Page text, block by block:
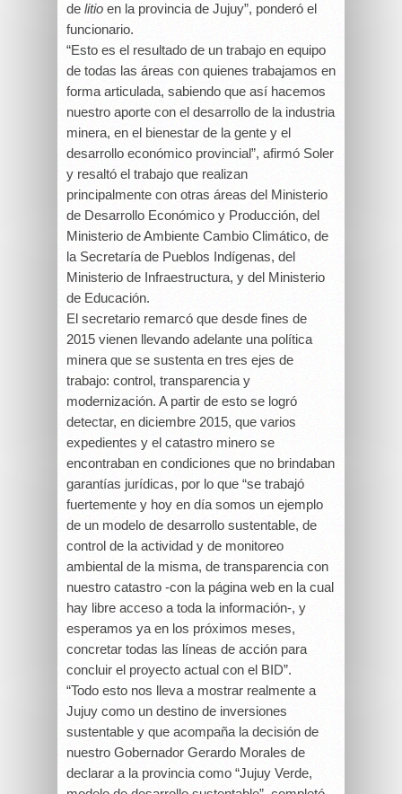
de litio en la provincia de Jujuy”, ponderó el
funcionario.
“Esto es el resultado de un trabajo en equipo
de todas las áreas con quienes trabajamos en
forma articulada, sabiendo que así hacemos
nuestro aporte con el desarrollo de la industria
minera, en el bienestar de la gente y el
desarrollo económico provincial”, afirmó Soler
y resaltó el trabajo que realizan
principalmente con otras áreas del Ministerio
de Desarrollo Económico y Producción, del
Ministerio de Ambiente Cambio Climático, de
la Secretaría de Pueblos Indígenas, del
Ministerio de Infraestructura, y del Ministerio
de Educación.
El secretario remarcó que desde fines de
2015 vienen llevando adelante una política
minera que se sustenta en tres ejes de
trabajo: control, transparencia y
modernización. A partir de esto se logró
detectar, en diciembre 2015, que varios
expedientes y el catastro minero se
encontraban en condiciones que no brindaban
garantías jurídicas, por lo que “se trabajó
fuertemente y hoy en día somos un ejemplo
de un modelo de desarrollo sustentable, de
control de la actividad y de monitoreo
ambiental de la misma, de transparencia con
nuestro catastro -con la página web en la cual
hay libre acceso a toda la información-, y
esperamos ya en los próximos meses,
concretar todas las líneas de acción para
concluir el proyecto actual con el BID”.
“Todo esto nos lleva a mostrar realmente a
Jujuy como un destino de inversiones
sustentable y que acompaña la decisión de
nuestro Gobernador Gerardo Morales de
declarar a la provincia como “Jujuy Verde,